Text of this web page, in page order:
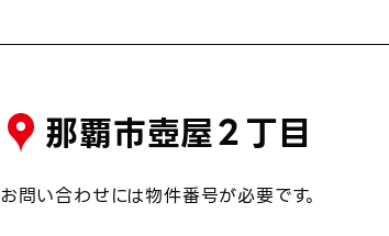
那覇市壺屋２丁目
お問い合わせには物件番号が必要です。